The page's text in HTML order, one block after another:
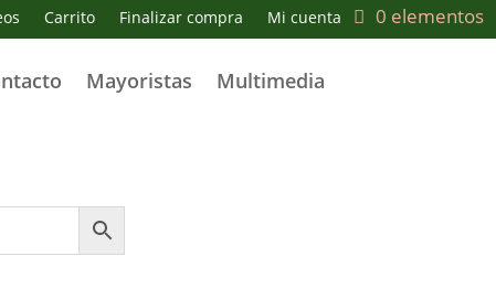
Carrito Finalizar compra Mi cuenta 0 elementos
Mayoristas Multimedia